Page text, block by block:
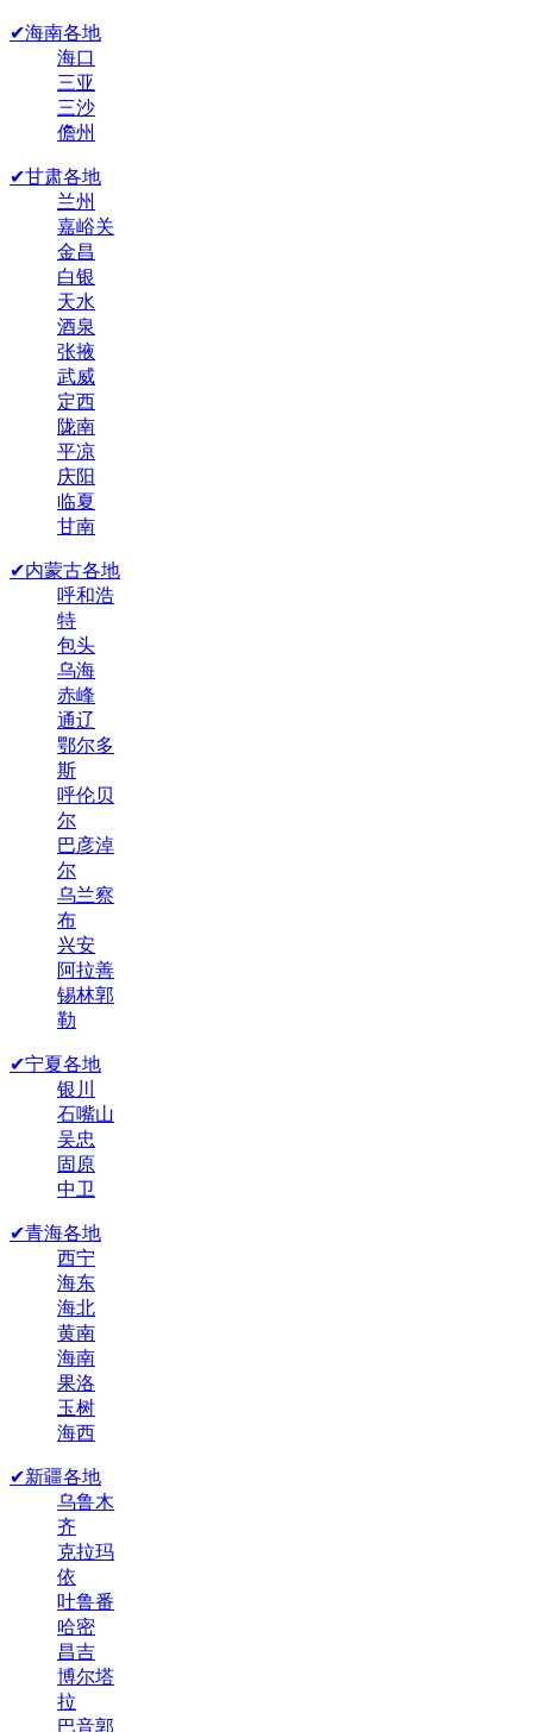
✔海南各地
海口
三亚
三沙
儋州
✔甘肃各地
兰州
嘉峪关
金昌
白银
天水
酒泉
张掖
武威
定西
陇南
平凉
庆阳
临夏
甘南
✔内蒙古各地
呼和浩
特
包头
乌海
赤峰
通辽
鄂尔多
斯
呼伦贝
尔
巴彦淖
尔
乌兰察
布
兴安
阿拉善
锡林郭
勒
✔宁夏各地
银川
石嘴山
吴忠
固原
中卫
✔青海各地
西宁
海东
海北
黄南
海南
果洛
玉树
海西
✔新疆各地
乌鲁木
齐
克拉玛
依
吐鲁番
哈密
昌吉
博尔塔
拉
巴音郭